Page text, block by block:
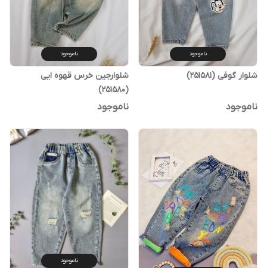
ناموجود
شلوار گوفی (251581)
ناموجود
ناموجود
شلوارجین خرس قهوه ایی
(251580)
ناموجود
ناموجود